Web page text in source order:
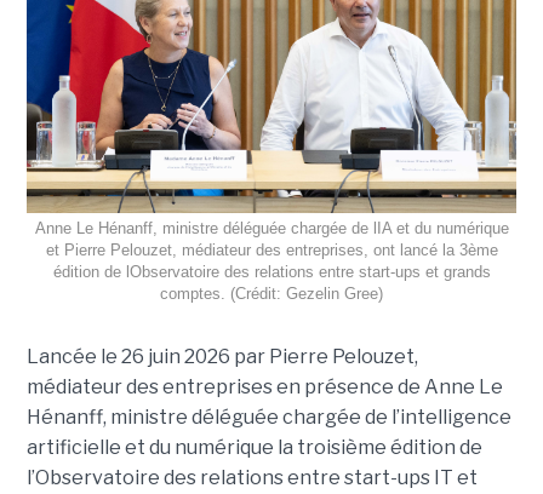
Anne Le Hénanff, ministre déléguée chargée de lIA et du numérique
et Pierre Pelouzet, médiateur des entreprises, ont lancé la 3ème
édition de lObservatoire des relations entre start-ups et grands
comptes. (Crédit: Gezelin Gree)
Lancée le 26 juin 2026 par Pierre Pelouzet,
médiateur des entreprises en présence de Anne Le
Hénanff, ministre déléguée chargée de l’intelligence
artificielle et du numérique la troisième édition de
l’Observatoire des relations entre start-ups IT et